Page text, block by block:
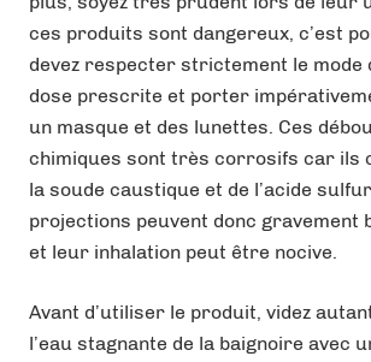
ces produits sont dangereux, c’est
devez respecter strictement le mode
dose prescrite et porter
un masque et des lunettes. Ces
chimiques sont très corrosifs car ils
la soude caustique et de l’acide
projections peuvent donc gravement
et leur inhalation peut être nocive.
Avant d’utiliser le produit, videz
l’eau stagnante de la baignoire avec